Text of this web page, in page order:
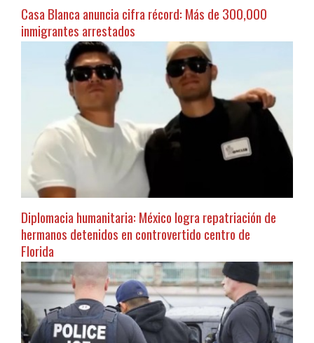
Casa Blanca anuncia cifra récord: Más de 300,000
inmigrantes arrestados
Diplomacia humanitaria: México logra repatriación de
hermanos detenidos en controvertido centro de
Florida